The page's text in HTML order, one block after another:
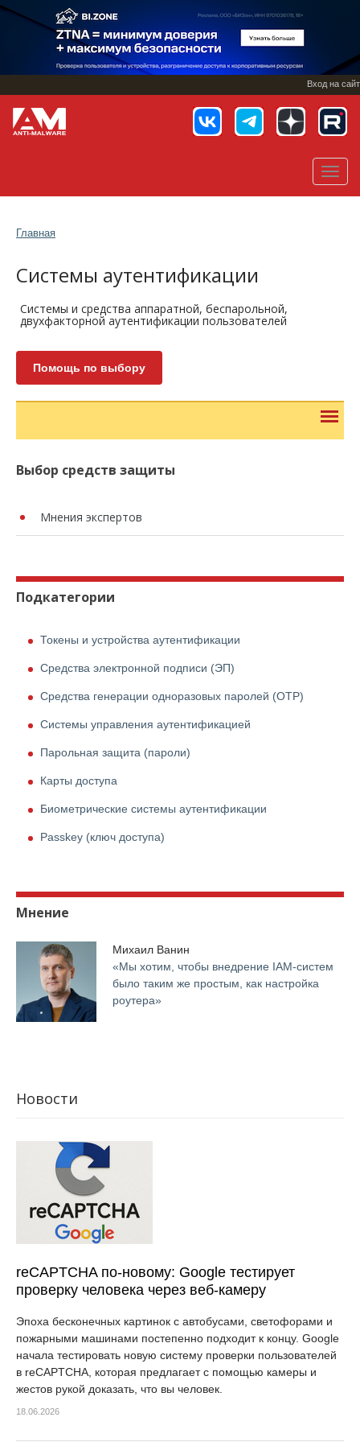
Перейти
основному
Вход на сайт
Главная
Системы аутентификации
Системы и средства аппаратной, беспарольной,
двухфакторной аутентификации пользователей
Помощь по выбору
Выбор средств защиты
Мнения экспертов
Подкатегории
Токены и устройства аутентификации
Средства электронной подписи (ЭП)
Средства генерации одноразовых паролей (OTP)
Системы управления аутентификацией
Парольная защита (пароли)
Карты доступа
Биометрические системы аутентификации
Passkey (ключ доступа)
Мнение
Михаил Ванин
«Мы хотим, чтобы внедрение IАМ-систем
было таким же простым, как настройка
роутера»
Новости
reCAPTCHA по-новому: Google тестирует
проверку человека через веб-камеру
Эпоха бесконечных картинок с автобусами, светофорами и
пожарными машинами постепенно подходит к концу. Google
начала тестировать новую систему проверки пользователей
в reCAPTCHA, которая предлагает с помощью камеры и
жестов рукой доказать, что вы человек.
18.06.2026